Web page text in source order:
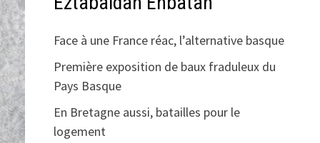
Face à une France réac, l’alternative basque
Première exposition de baux fraduleux du
Pays Basque
En Bretagne aussi, batailles pour le
logement